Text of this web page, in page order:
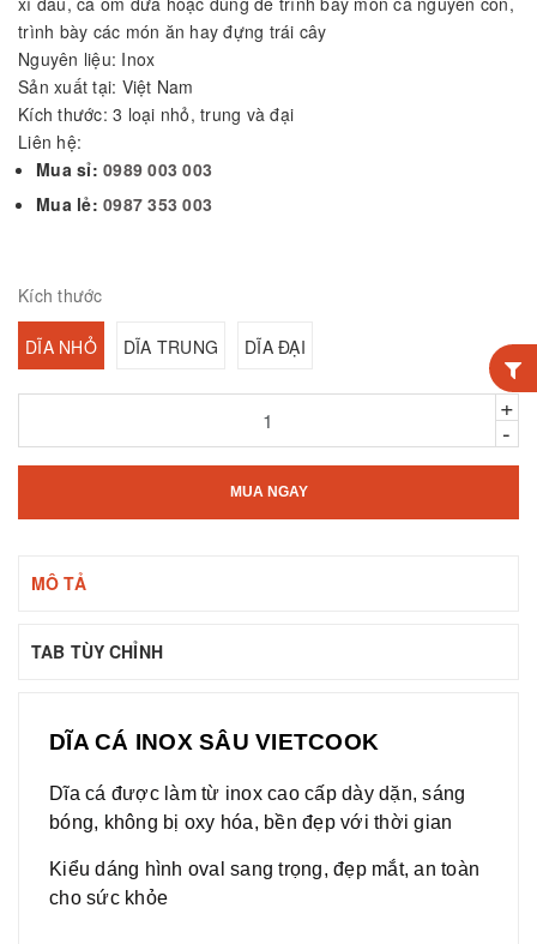
trình bày các món ăn hay đựng trái cây
Nguyên liệu: Inox
Sản xuất tại: Việt Nam
Kích thước: 3 loại nhỏ, trung và đại
Liên hệ:
Mua sỉ: 0989 003 003
Mua lẻ: 0987 353 003
Kích thước
DĨA NHỎ DĨA TRUNG DĨA ĐẠI
+
-
MUA NGAY
MÔ TẢ
TAB TÙY CHỈNH
DĨA CÁ INOX SÂU VIETCOOK
Dĩa cá được làm từ inox cao cấp dày dặn, sáng
bóng, không bị oxy hóa, bền đẹp với thời gian
Kiểu dáng hình oval sang trọng, đẹp mắt, an toàn
cho sức khỏe